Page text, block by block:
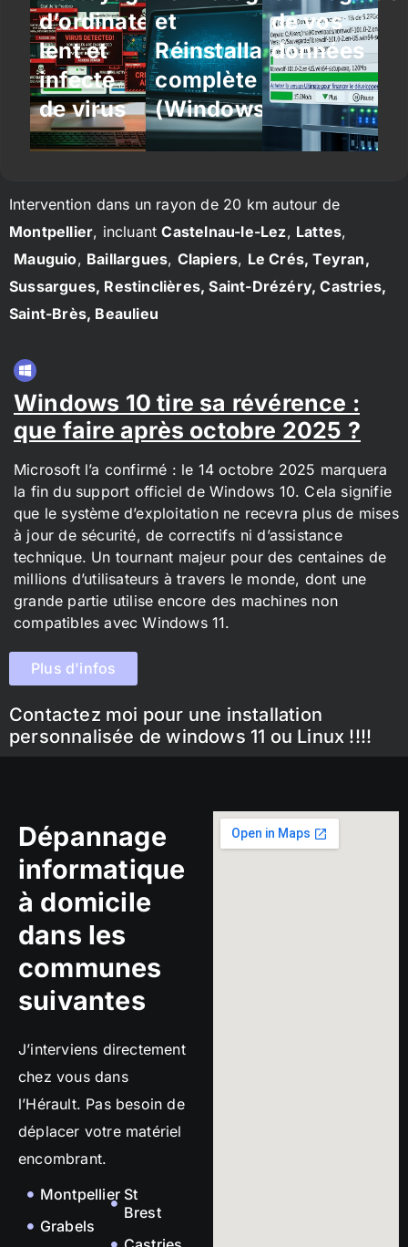
d’ordinateur
lent et
infecté
de virus
et
Réinstallation
complète
(Windows/Linux)
de vos
données
Intervention dans un rayon de 20 km autour de
Montpellier, incluantCastelnau-le-Lez, Lattes,
Mauguio, Baillargues, Clapiers, Le Crés, Teyran,
Sussargues, Restinclières, Saint-Drézéry, Castries,
Saint-Brès, Beaulieu
Windows 10 tire sa révérence :
que faire après octobre 2025 ?
Microsoft l’a confirmé : le 14 octobre 2025 marquera
la fin du support officiel de Windows 10. Cela signifie
que le système d’exploitation ne recevra plus de mises
à jour de sécurité, de correctifs ni d’assistance
technique. Un tournant majeur pour des centaines de
millions d’utilisateurs à travers le monde, dont une
grande partie utilise encore des machines non
compatibles avec Windows 11.
Plus d'infos
Contactez moi pour une installation
personnalisée de windows 11 ou Linux !!!!
Dépannage
informatique
à domicile
dans les
communes
suivantes
J’interviens directement
chez vous dans
l’Hérault. Pas besoin de
déplacer votre matériel
encombrant.
Montpellier
Grabels
St
Brest